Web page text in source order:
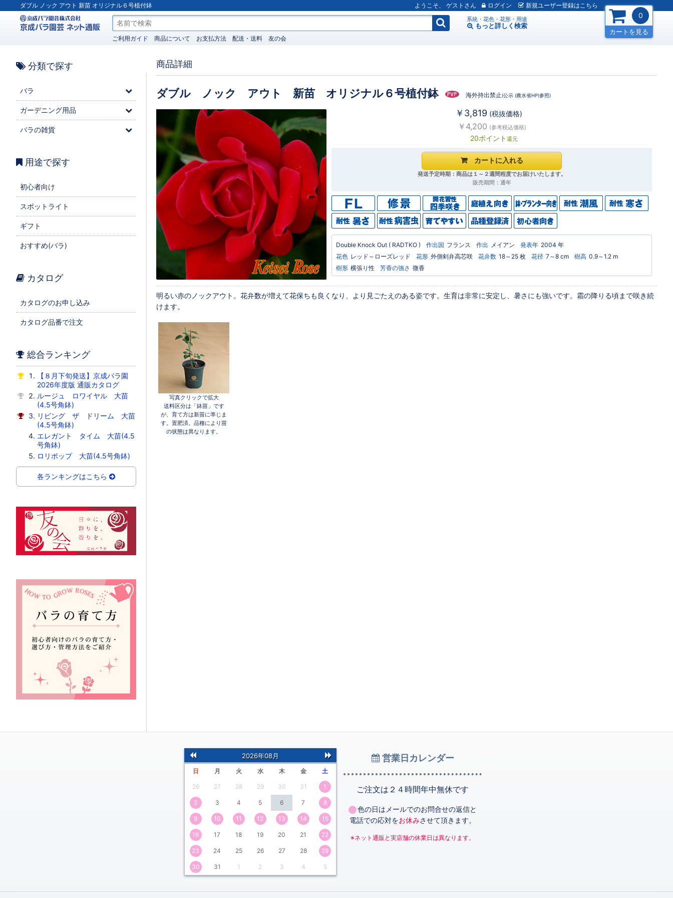
ダブル ノック アウト 新苗 オリジナル６号植付鉢 ようこそ、 ゲスト ログイン 新規ユーザー登録はこちら
系統・花色・花形・用途
もっと詳しく 検索
0
カートを見る
ご利用ガイド 商品について お支払方法 配送・送料 友の会
商品詳細
ダブル ノック アウト 新苗 オリジナル６号植付鉢 海外持出禁止(公示 (農水省HP)参照)
￥3,819 (税抜価格)
￥4,200 (参考税込価格)
20ポイント 還元
発送予定時期：商品は１～２週間程度でお届けいたします。
販売期間：通年
Double Knock Out ( RADTKO ) 作出国 フランス 作出 メイアン 発表年 2004 年
花色 レッド～ローズレッド 花形 外側剣弁高芯咲 花弁数 18～25 枚 花径 7～8 cm 樹高 0.9～1.2 m
樹形 横張り性 芳香の強さ 微香
明るい赤のノックアウト。花弁数が増えて花保ちも良くなり、より見ごたえのある姿です。生育は非常に安定し、暑さにも強いです。霜の降りる頃まで咲き続
けます。
写真クリックで拡大
送料区分は「鉢苗」です
が、育て方は新苗に準じま
す。置肥済。品種により苗
の状態は異なります。
分類で探す
バラ
ガーデニング用品
バラの雑貨
用途で探す
初心者向け
スポットライト
ギフト
おすすめ(バラ)
カタログ
カタログのお申し込み
カタログ品番で注文
総合ランキング
【８月下旬発送】京成バラ園
2026年度版 通販カタログ
ルージュ ロワイヤル 大苗
(4.5号角鉢)
リビング ザ ドリーム 大苗
(4.5号角鉢)
エレガント タイム 大苗(4.5
号角鉢)
ロリポップ 大苗(4.5号角鉢)
各ランキングはこちら
前
の
月
次
月
2026年08月
日 月 火 水 木 金 土
26 27 28 29 30 31 1
2 3 4 5 6 7 8
9 10 11 12 13 14 15
16 17 18 19 20 21 22
23 24 25 26 27 28 29
30 31 1 2 3 4 5
営業日カレンダー
ご注文は２４時間年中無休です
色の日はメールでのお問合せの返信と
電話での応対をお休みさせて頂きます。
※ネット通販と実店舗の休業日は異なります。